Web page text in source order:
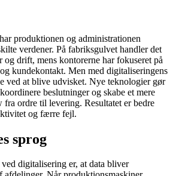
produktionen og administrationen
verdener. På fabriksgulvet handler det
og drift, mens kontorerne har fokuseret på
kundekontakt. Men med digitaliseringens
ved at blive udvisket. Nye teknologier gør
beslutninger og skabe et mere
ordre til levering. Resultatet er bedre
og færre fejl.
sprog
digitalisering er, at data bliver